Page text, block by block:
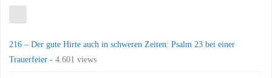
216 – Der gute Hirte auch in schweren Zeiten: Psalm 23 bei einer
Trauerfeier - 4.601 views